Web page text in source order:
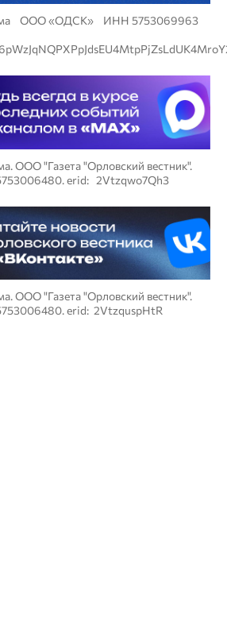
ООО «ОДСК» ИНН 5753069963
ООО "Газета "Орловский вестник".
erid: 2Vtzqwo7Qh3
ООО "Газета "Орловский вестник".
erid: 2VtzquspHtR